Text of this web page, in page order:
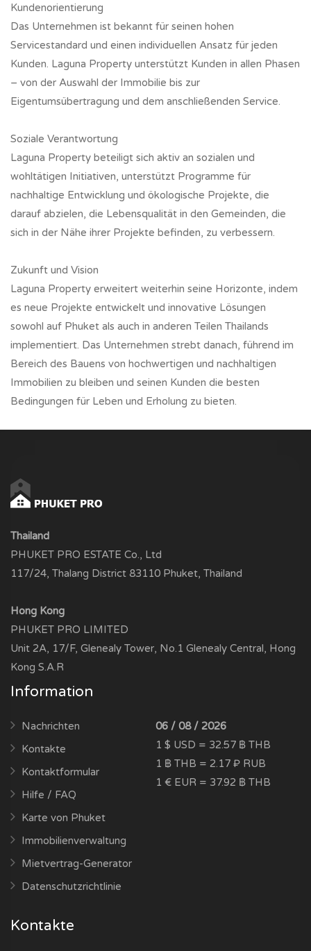
Kundenorientierung
Das Unternehmen ist bekannt für seinen hohen
Servicestandard und einen individuellen Ansatz für jeden
Kunden. Laguna Property unterstützt Kunden in allen Phasen
– von der Auswahl der Immobilie bis zur
Eigentumsübertragung und dem anschließenden Service.
Soziale Verantwortung
Laguna Property beteiligt sich aktiv an sozialen und
wohltätigen Initiativen, unterstützt Programme für
nachhaltige Entwicklung und ökologische Projekte, die
darauf abzielen, die Lebensqualität in den Gemeinden, die
sich in der Nähe ihrer Projekte befinden, zu verbessern.
Zukunft und Vision
Laguna Property erweitert weiterhin seine Horizonte, indem
es neue Projekte entwickelt und innovative Lösungen
sowohl auf Phuket als auch in anderen Teilen Thailands
implementiert. Das Unternehmen strebt danach, führend im
Bereich des Bauens von hochwertigen und nachhaltigen
Immobilien zu bleiben und seinen Kunden die besten
Bedingungen für Leben und Erholung zu bieten.
Thailand
PHUKET PRO ESTATE Co., Ltd
117/24, Thalang District 83110 Phuket, Thailand
Hong Kong
PHUKET PRO LIMITED
Unit 2A, 17/F, Glenealy Tower, No.1 Glenealy Central, Hong
Kong S.A.R
Information
Nachrichten
Kontakte
Kontaktformular
Hilfe / FAQ
Karte von Phuket
Immobilienverwaltung
Mietvertrag-Generator
Datenschutzrichtlinie
06 / 08 / 2026
1 $ USD = 32.57 ฿ THB
1 ฿ THB = 2.17 ₽ RUB
1 € EUR = 37.92 ฿ THB
Kontakte